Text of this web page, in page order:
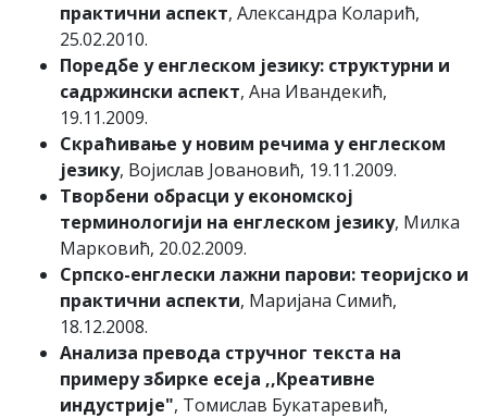
практични аспект, Александра Коларић,
25.02.2010.
Поредбе у енглеском језику: структурни и
садржински аспект, Ана Ивандекић,
19.11.2009.
Скраћивање у новим речима у енглеском
језику, Војислав Јовановић, 19.11.2009.
Творбени обрасци у економској
терминологији на енглеском језику, Милка
Марковић, 20.02.2009.
Српско-енглески лажни парови: теоријско и
практични аспекти, Маријана Симић,
18.12.2008.
Анализа превода стручног текста на
примеру збирке есеја ,,Креативне
индустрије", Томислав Букатаревић,